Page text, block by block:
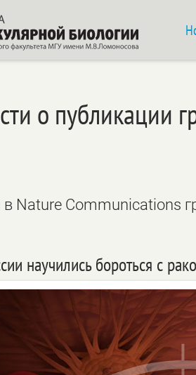
о публикации
в Nature Communications
научились бороться с